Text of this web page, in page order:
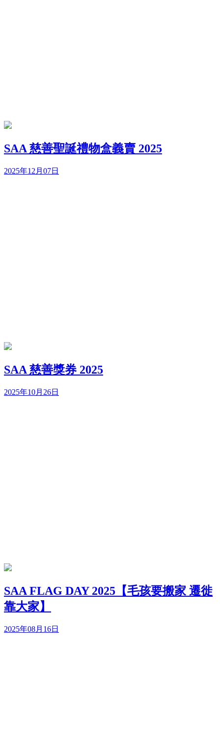
SAA 慈善聖誕禮物盒義賣 2025
2025年12月07日
SAA 慈善獎券 2025
2025年10月26日
SAA FLAG DAY 2025【毛孩要搬家 遷徙
靠大家】
2025年08月16日